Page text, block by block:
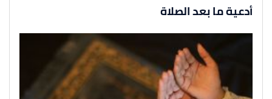
أدعية ما بعد الصلاة